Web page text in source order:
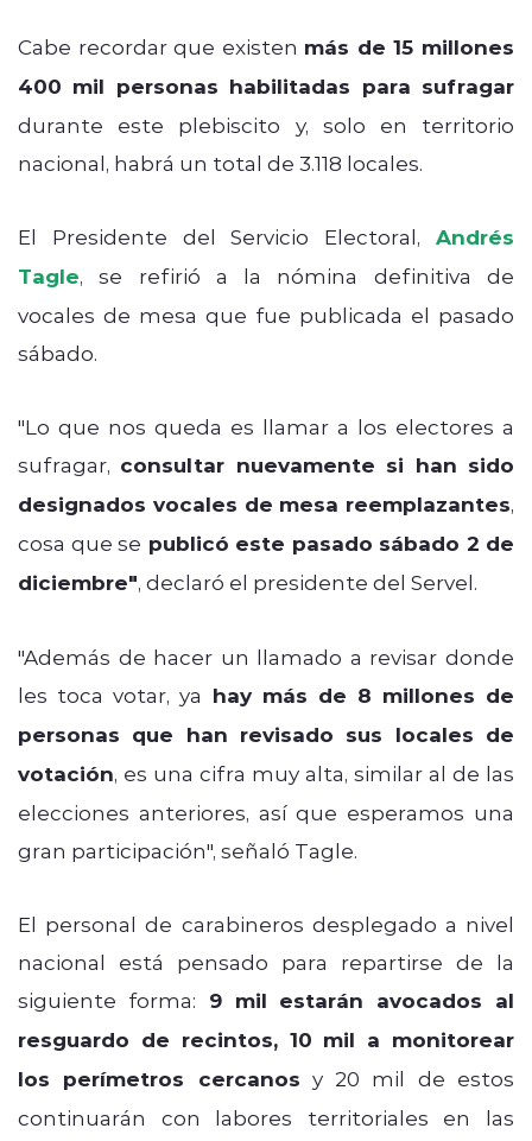
Cabe recordar que existen más de 15 millones
400 mil personas habilitadas para sufragar
durante este plebiscito y, solo en territorio
nacional, habrá un total de 3.118 locales.
El Presidente del Servicio Electoral, Andrés
Tagle, se refirió a la nómina definitiva de
vocales de mesa que fue publicada el pasado
sábado.
"Lo que nos queda es llamar a los electores a
sufragar, consultar nuevamente si han sido
designados vocales de mesa reemplazantes,
cosa que se publicó este pasado sábado 2 de
diciembre", declaró el presidente del Servel.
"Además de hacer un llamado a revisar donde
les toca votar, ya hay más de 8 millones de
personas que han revisado sus locales de
votación, es una cifra muy alta, similar al de las
elecciones anteriores, así que esperamos una
gran participación", señaló Tagle.
El personal de carabineros desplegado a nivel
nacional está pensado para repartirse de la
siguiente forma: 9 mil estarán avocados al
resguardo de recintos, 10 mil a monitorear
los perímetros cercanos y 20 mil de estos
continuarán con labores territoriales en las